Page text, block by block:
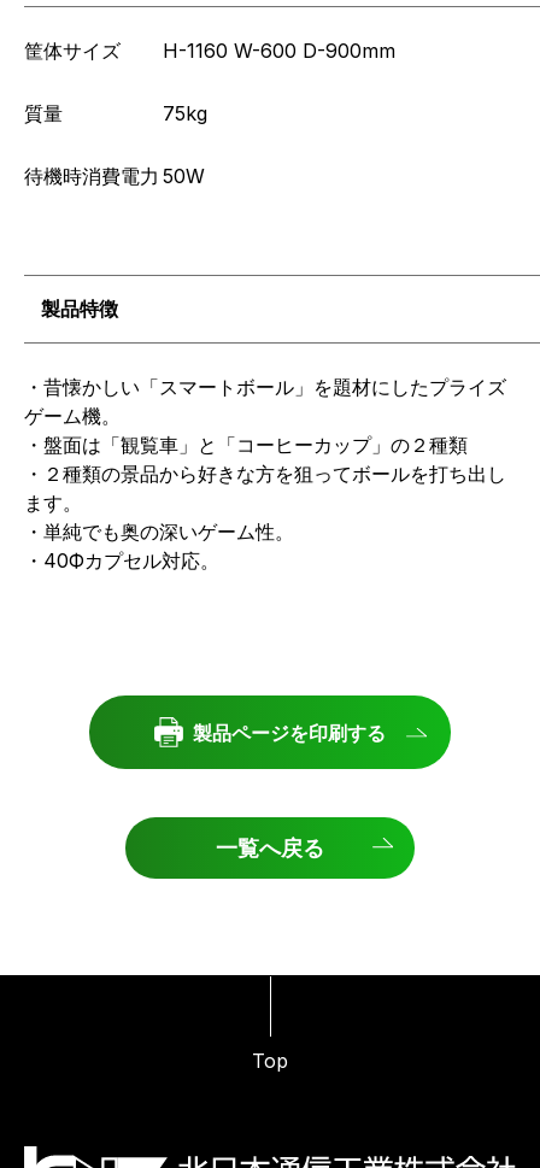
筐体サイズ H-1160 W-600 D-900mm
質量 75kg
待機時消費電力 50W
製品特徴
・昔懐かしい「スマートボール」を題材にしたプライズ
ゲーム機。
・盤面は「観覧車」と「コーヒーカップ」の２種類
・２種類の景品から好きな方を狙ってボールを打ち出し
ます。
・単純でも奥の深いゲーム性。
・40Фカプセル対応。
製品ページを印刷する
一覧へ戻る
Top